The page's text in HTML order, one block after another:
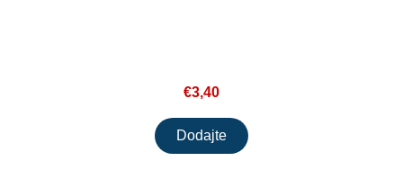
€3,40